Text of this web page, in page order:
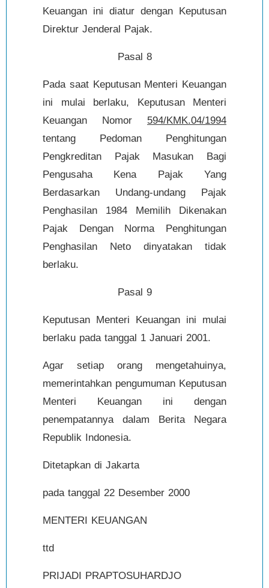
Keuangan ini diatur dengan Keputusan
Direktur Jenderal Pajak.
Pasal 8
Pada saat Keputusan Menteri Keuangan
ini mulai berlaku, Keputusan Menteri
Keuangan Nomor 594/KMK.04/1994
tentang Pedoman Penghitungan
Pengkreditan Pajak Masukan Bagi
Pengusaha Kena Pajak Yang
Berdasarkan Undang-undang Pajak
Penghasilan 1984 Memilih Dikenakan
Pajak Dengan Norma Penghitungan
Penghasilan Neto dinyatakan tidak
berlaku.
Pasal 9
Keputusan Menteri Keuangan ini mulai
berlaku pada tanggal 1 Januari 2001.
Agar setiap orang mengetahuinya,
memerintahkan pengumuman Keputusan
Menteri Keuangan ini dengan
penempatannya dalam Berita Negara
Republik Indonesia.
Ditetapkan di Jakarta
pada tanggal 22 Desember 2000
MENTERI KEUANGAN
ttd
PRIJADI PRAPTOSUHARDJO